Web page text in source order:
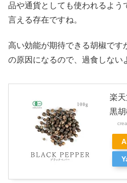
品や通貨としても使われるよう
言える存在ですね。
高い効能が期待できる胡椒です
の原因になるので、過食しない
楽
黒